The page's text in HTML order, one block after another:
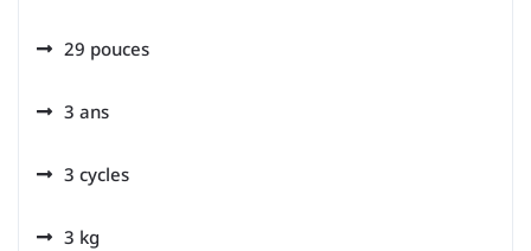
29 pouces
3 ans
3 cycles
3 kg